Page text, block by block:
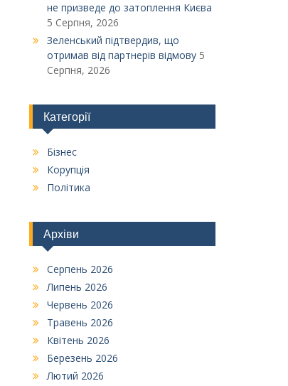
не призведе до затоплення Києва
5 Серпня, 2026
Зеленський підтвердив, що
отримав від партнерів відмову 5
Серпня, 2026
Категорії
Бізнес
Корупція
Політика
Архіви
Серпень 2026
Липень 2026
Червень 2026
Травень 2026
Квітень 2026
Березень 2026
Лютий 2026